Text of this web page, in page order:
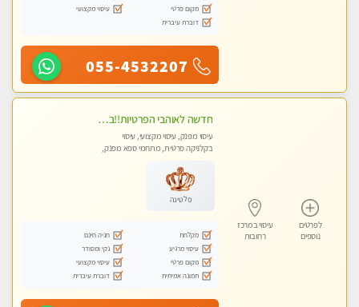
מקום פרטי
עיסוי מקצועי
דוברת עיברית
055-4532207
לפרטים
נוספים
עיסוי במרכז
רחובות
חדשה לאוהבי הפרטיות!!בראשון לציון! מעסה vip מפנקת בקליניקה פרטית לחלוטין!!! לבד! לרציניים בלבד! מומלץ!
עיסוי מפנק, עיסוי מקצועי, עיסוי
בקלניקה פרטית, מתחמי ספא מפנק,
פלטינה
מקלחת
חניה חינם
עיסוי מרגיע
נקי ומסודר
מקום פרטי
עיסוי מקצועי
תמונה אמיתית
דוברת עיברית